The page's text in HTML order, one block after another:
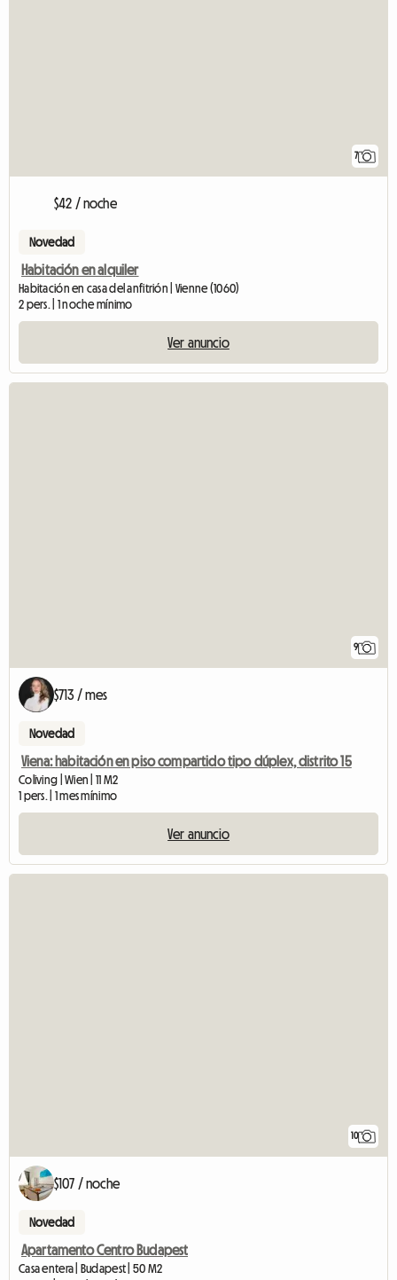
7
$42 / noche
Novedad
Habitación en alquiler
Habitación en casa del anfitrión | Vienne (1060)
2 pers. | 1 noche mínimo
Ver anuncio
9
$713 / mes
Novedad
Viena: habitación en piso compartido tipo dúplex, distrito 15
Coliving | Wien | 11 M2
1 pers. | 1 mes mínimo
Ver anuncio
10
$107 / noche
Novedad
Apartamento Centro Budapest
Casa entera | Budapest | 50 M2